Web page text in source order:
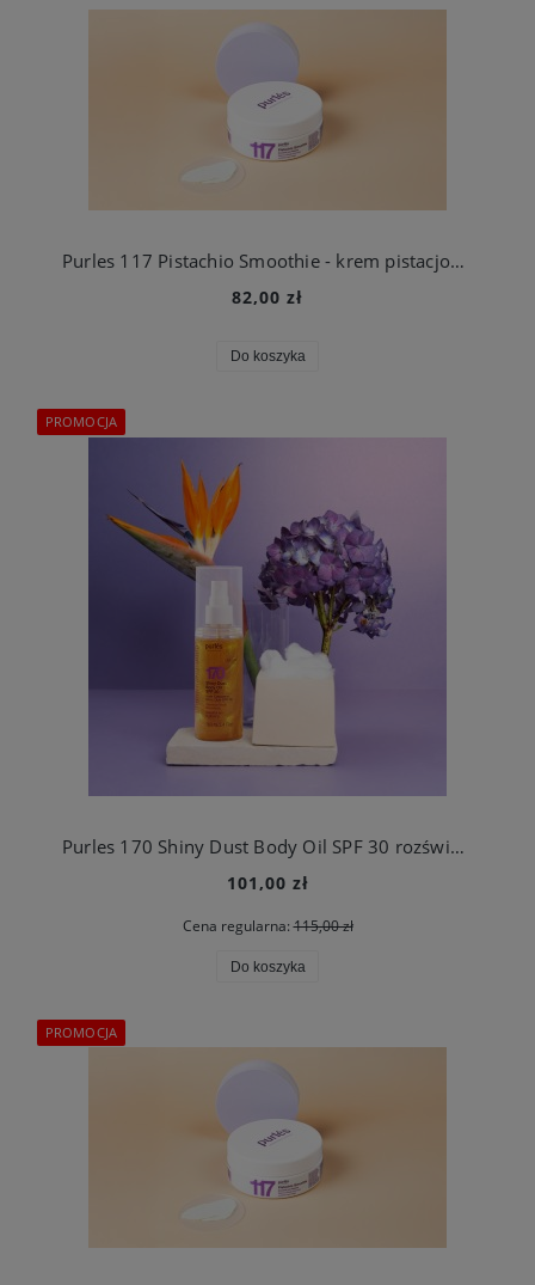
Purles 117 Pistachio Smoothie - krem pistacjowy (1)
82,00 zł
Do koszyka
Purles 170 Shiny Dust Body Oil SPF 30 rozświetlający olejek do ciała SPF 30
101,00 zł
Cena regularna:115,00 zł
Do koszyka
PROMOCJA
PROMOCJA